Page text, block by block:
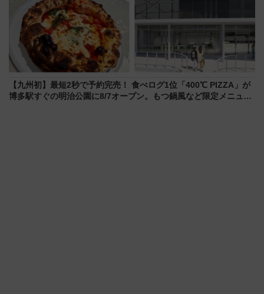
【九州初】最短2秒で予約完売！ 食べログ1位「400℃ PIZZA」が
博多駅すぐの明治公園に8/7オープン。もつ鍋風など限定メニュー